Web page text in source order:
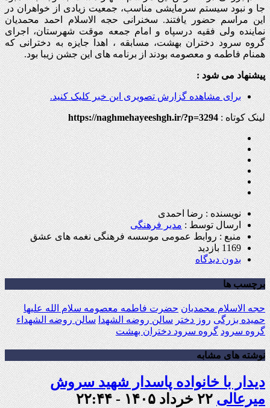
جا و نبود سیستم سرمایشی مناسب، جمعیت زیادی از خواهران در
این مراسم حضور یافتند. سخنرانی حجه الاسلام احمد محمدیان
نماینده ولی فقیه درسپاه و امام جمعه موقت شهرستان، اجرای
گروه سرود دختران بهشت، مسابقه ، اهدا جایزه به دخترانی که
همنام فاطمه و معصومه بودند از برنامه های این جشن زیبا بود.
پیشنهاد می شود :
برای مشاهده گزارش تصویری این خبر کلیک کنید.
لینک کوتاه :https://naghmehayeeshgh.ir/?p=3294
نویسنده : رضا احمدی
ارسال توسط :مدیر فرهنگی
منبع : روابط عمومی موسسه فرهنگی نغمه های عشق
1169 بازدید
بدون دیدگاه
برچسب ها
حجه الاسلام محمدیان حضرت فاطمه معصومه سلام الله علیها
حمیده بزرگی روز دختر سالن روضه الشهدا سالن روضه الشهداء
گروه سرود گروه سرود دختران بهشت
نوشته های مشابه
دیدار با خانواده پاسدار شهید سروش
میرعالی ۲۲ خرداد ۱۴۰۵ - ۲۲:۴۴